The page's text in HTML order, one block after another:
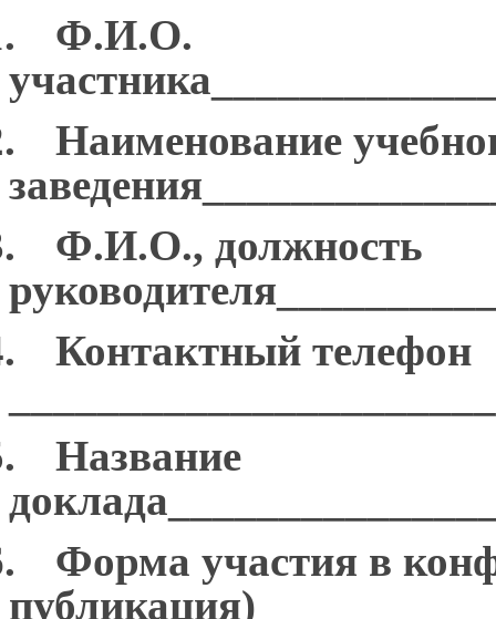
Ф.И.О.
Наименование
Ф.И.О., должность
Контактный телефон
Название
Форма участия в